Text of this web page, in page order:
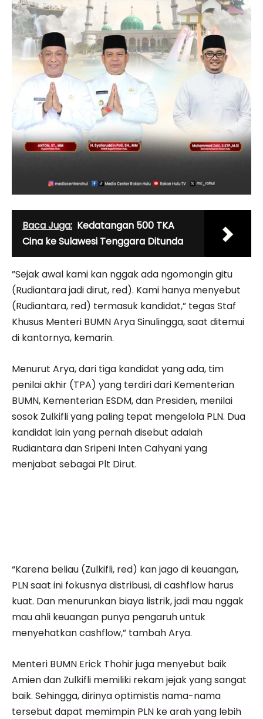
Baca Juga: Kedatangan 500 TKA
Cina ke Sulawesi Tenggara Ditunda
”Sejak awal kami kan nggak ada ngomongin gitu
(Rudiantara jadi dirut, red). Kami hanya menyebut
(Rudiantara, red) termasuk kandidat,” tegas Staf
Khusus Menteri BUMN Arya Sinulingga, saat ditemui
di kantornya, kemarin.
Menurut Arya, dari tiga kandidat yang ada, tim
penilai akhir (TPA) yang terdiri dari Kementerian
BUMN, Kementerian ESDM, dan Presiden, menilai
sosok Zulkifli yang paling tepat mengelola PLN. Dua
kandidat lain yang pernah disebut adalah
Rudiantara dan Sripeni Inten Cahyani yang
menjabat sebagai Plt Dirut.
“Karena beliau (Zulkifli, red) kan jago di keuangan,
PLN saat ini fokusnya distribusi, di cashflow harus
kuat. Dan menurunkan biaya listrik, jadi mau nggak
mau ahli keuangan punya pengaruh untuk
menyehatkan cashflow,” tambah Arya.
Menteri BUMN Erick Thohir juga menyebut baik
Amien dan Zulkifli memiliki rekam jejak yang sangat
baik. Sehingga, dirinya optimistis nama-nama
tersebut dapat memimpin PLN ke arah yang lebih